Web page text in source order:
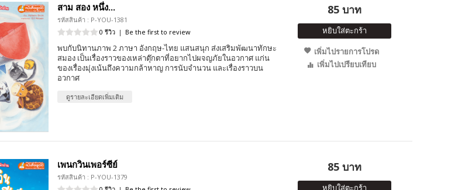
สาม สอง หนึ่ง...
รหัสสินค้า : P-YOU-1381
0 รีวิว | Be the first to review
พบกับนิทานภาพ 2 ภาษา อังกฤษ-ไทย แสนสนุก ส่งเสริมพัฒนาทักษะ
สมอง เป็นเรื่องราวของเหล่าตุ๊กตาที่อยากไปผจญภัยในอวกาศ แก่น
ของเรื่องมุ่งเน้นถึงความกล้าหาญ การนับจำนวน และเรื่องราวบน
อวกาศ
ดูรายละเอียดเพิ่มเติม
85 บาท
หยิบใส่ตะกร้า
เพิ่มไปรายการโปรด
เพิ่มไปเปรียบเทียบ
เพนกวินเพอร์ซีย์
รหัสสินค้า : P-YOU-1379
85 บาท
หยิบใส่ตะกร้า